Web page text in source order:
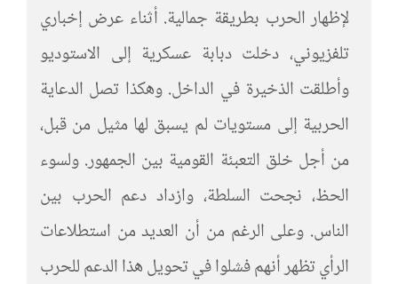
لإظهار الحرب بطريقة جمالية. أثناء عرض إخباري
تلفزيوني، دخلت دبابة عسكرية إلى الاستوديو
وأطلقت الذخيرة في الداخل. وهكذا تصل الدعاية
الحربية إلى مستويات لم يسبق لها مثيل من قبل،
من أجل خلق التعبئة القومية بين الجمهور. ولسوء
الحظ، نجحت السلطة، وازداد دعم الحرب بين
الناس. وعلى الرغم من أن العديد من استطلاعات
الرأي تظهر أنهم فشلوا في تحويل هذا الدعم للحرب